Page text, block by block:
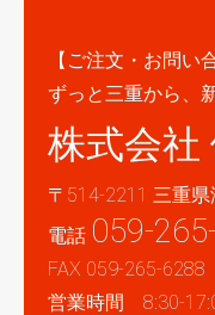
【ご注文・お問い
ずっと三重から、
株式会社
〒514-2211 三重
電話 059-
FAX 059-265-6288
営業時間 8:30-